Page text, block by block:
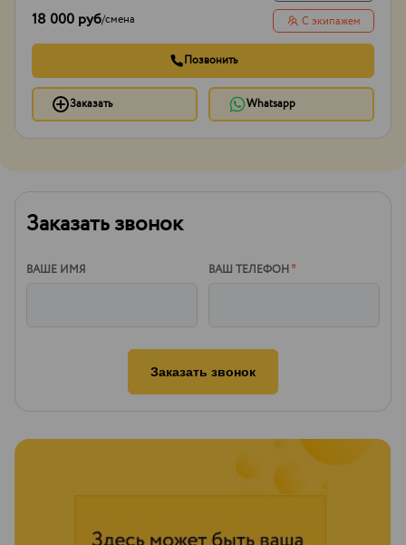
18 000 руб/смена С экипажем
Позвонить
Заказать Whatsapp
Заказать звонок
ВАШЕ ИМЯ ВАШ ТЕЛЕФОН*
Заказать звонок